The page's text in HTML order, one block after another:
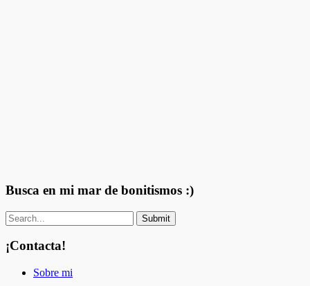
Busca en mi mar de bonitismos :)
¡Contacta!
Sobre mi